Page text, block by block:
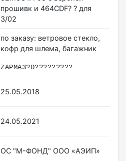
прошивк и 464СDF? ? для
3/02
по заказу: ветровое стекло,
кофр для шлема, багажник
ZAPMA3?0?????????
25.05.2018
24.05.2021
ОС "М-ФОНД" ООО «АЭИП»